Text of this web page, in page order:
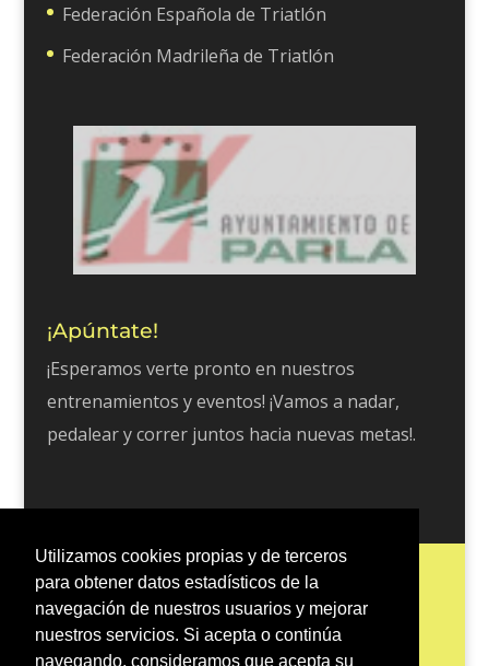
Utilizamos cookies propias y de terceros
para obtener datos estadísticos de la
navegación de nuestros usuarios y mejorar
nuestros servicios. Si acepta o continúa
navegando, consideramos que acepta su
Federación Española de Triatlón
Federación Madrileña de Triatlón
¡Apúntate!
¡Esperamos verte pronto en nuestros
entrenamientos y eventos! ¡Vamos a nadar,
pedalear y correr juntos hacia nuevas metas!.
Inicio Escuela Tri 401
Entrenos
Blog
Contacto
Política de Cookies
Política de Privacidad